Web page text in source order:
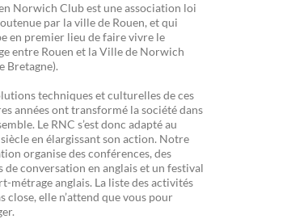
Norwich Club est une association loi
par la ville de Rouen, et qui
en premier lieu de faire vivre le
entre Rouen et la Ville de Norwich
Bretagne).
techniques et culturelles de ces
années ont transformé la société dans
Le RNC s’est donc adapté au
en élargissant son action. Notre
organise des conférences, des
de conversation en anglais et un festival
métrage anglais. La liste des activités
close, elle n’attend que vous pour